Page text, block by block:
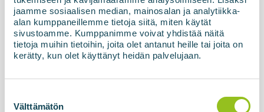
jaamme sosiaalisen median, mainosalan ja analytiikka-
alan kumppaneillemme tietoja siitä, miten käytät
sivustoamme. Kumppanimme voivat yhdistää näitä
tietoja muihin tietoihin, joita olet antanut heille tai joita on
kerätty, kun olet käyttänyt heidän palvelujaan.
valinta
Välttämätön
Przeczytaj więcej o nowościach